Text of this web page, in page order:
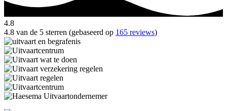
4.8
4.8 van de 5 sterren (gebaseerd op 165 reviews)